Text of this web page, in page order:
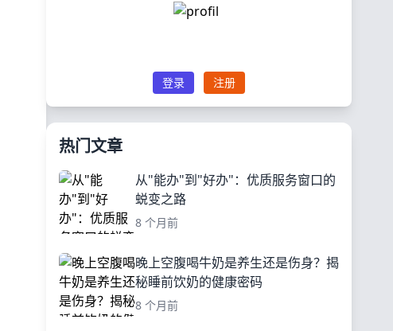
登录 注册
热门文章
从"能办"到"好办"：优质服务窗口的
蜕变之路
8 个月前
晚上空腹喝牛奶是养生还是伤身？揭
秘睡前饮奶的健康密码
8 个月前